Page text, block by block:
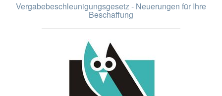
Vergabebeschleunigungsgesetz - Neuerungen für Ihre
Beschaffung